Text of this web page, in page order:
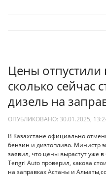
Цены отпустили
сколько сейчас
дизель на
ОПУБЛИКОВАНО: 30.01.2025,
В Казахстане официально
бензин и дизтопливо. Министр
заявил, что цены вырастут уже
Tengri Auto проверил, какова
на заправках Астаны и